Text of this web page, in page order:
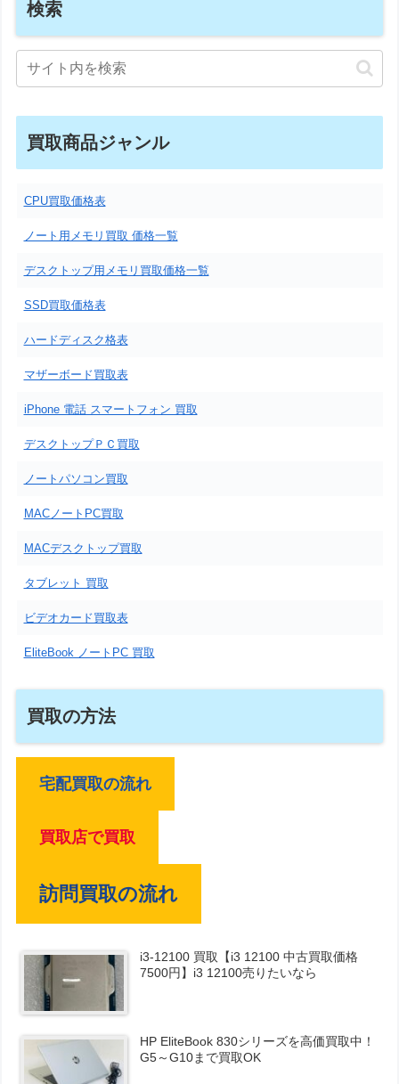
検索
買取商品ジャンル
CPU買取価格表
ノート用メモリ買取 価格一覧
デスクトップ用メモリ買取価格一覧
SSD買取価格表
ハードディスク格表
マザーボード買取表
iPhone 電話 スマートフォン 買取
デスクトップＰＣ買取
ノートパソコン買取
MACノートPC買取
MACデスクトップ買取
タブレット 買取
ビデオカード買取表
EliteBook ノートPC 買取
買取の方法
宅配買取の流れ
買取店で買取
訪問買取の流れ
i3-12100 買取【i3 12100 中古買取価格
7500円】i3 12100売りたいなら
HP EliteBook 830シリーズを高価買取中！
G5～G10まで買取OK